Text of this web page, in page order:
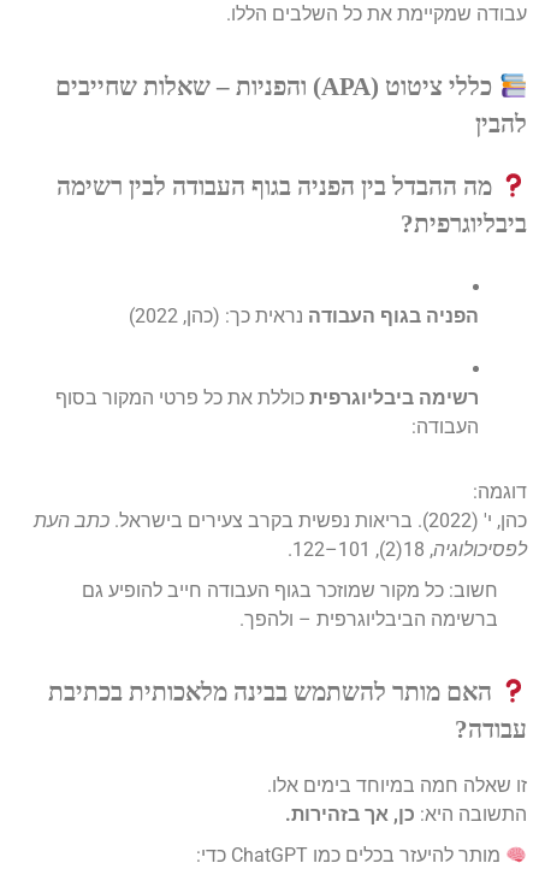
עבודה שמקיימת את כל השלבים הללו.
כללי ציטוט (APA) והפניות – שאלות שחייבים
להבין
מה ההבדל בין הפניה בגוף העבודה לבין רשימה
ביבליוגרפית?
הפניה בגוף העבודה נראית כך: (כהן, 2022)
רשימה ביבליוגרפית כוללת את כל פרטי המקור בסוף
העבודה:
דוגמה:
כהן, י' (2022). בריאות נפשית בקרב צעירים בישראל.
כתב העת
לפסיכולוגיה, 18(2), 101–122.
חשוב: כל מקור שמוזכר בגוף העבודה חייב להופיע גם
ברשימה הביבליוגרפית – ולהפך.
האם מותר להשתמש בבינה מלאכותית בכתיבת
עבודה?
זו שאלה חמה במיוחד בימים אלו.
התשובה היא: כן, אך בזהירות.
מותר להיעזר בכלים כמו ChatGPT כדי: